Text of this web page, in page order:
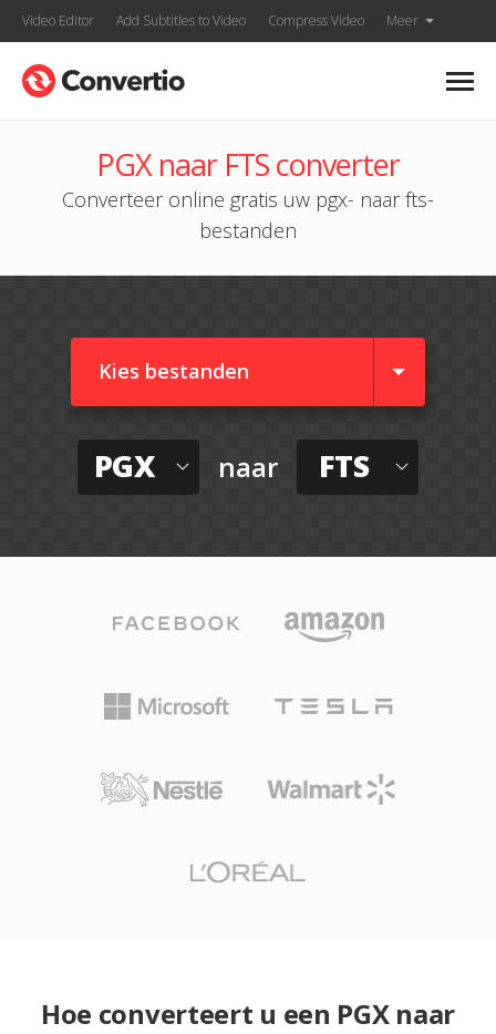
Video Editor Add Subtitles to Video Compress Video Meer
PGX naar FTS converter
Converteer online gratis uw pgx- naar fts-
bestanden
Kies bestanden
PGX naar FTS
Hoe converteert u een PGX naar